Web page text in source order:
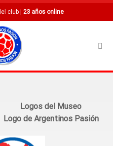
club | 23 años online
Logos del Museo
Logo de Argentinos Pasión